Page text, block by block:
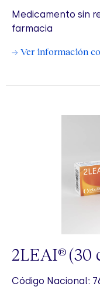
Medicamento sin
farmacia
→ Ver información
2LEAI® (30
Código Nacional: